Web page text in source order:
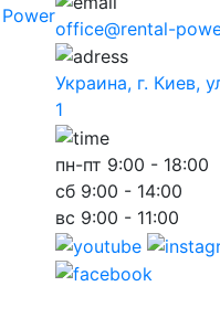
office@rental-
Украина, г. Киев,
1
пн-пт 9:00 - 18:00
сб 9:00 - 14:00
вс 9:00 - 11:00